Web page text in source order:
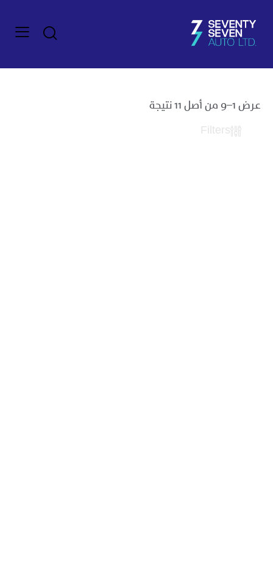
عرض 1–9 من أصل 11 نتيجة
Filters